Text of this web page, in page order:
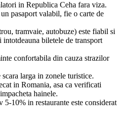
in Republica Ceha fara viza.
pasaport valabil, fie o carte de
tramvaie, autobuze) este fiabil si
biletele de transport
confortabila din cauza strazilor
larga in zonele turistice.
in Romania, asa ca verificati
hainele.
5-10% in restaurante este considerat